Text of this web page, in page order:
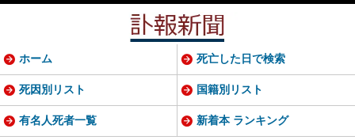
ホーム 死亡した日で検索
死因別リスト 国籍別リスト
有名人死者一覧 新着本 ランキング